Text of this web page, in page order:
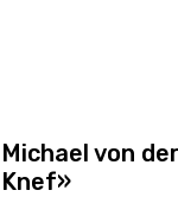
Michael von
Knef»